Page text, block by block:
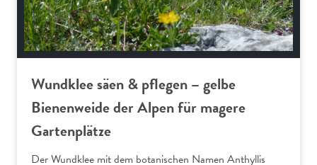
Wundklee säen & pflegen – gelbe
Bienenweide der Alpen für magere
Gartenplätze
Der Wundklee mit dem botanischen Namen Anthyllis